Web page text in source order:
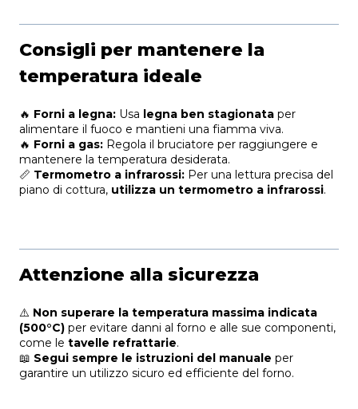
Consigli per mantenere la
temperatura ideale
🔥 Forni a legna: Usa legna ben stagionata per
alimentare il fuoco e mantieni una fiamma viva.
🔥 Forni a gas: Regola il bruciatore per raggiungere e
mantenere la temperatura desiderata.
📏 Termometro a infrarossi: Per una lettura precisa del
piano di cottura, utilizza un termometro a infrarossi.
Attenzione alla sicurezza
⚠️ Non superare la temperatura massima indicata
(500°C) per evitare danni al forno e alle sue componenti,
come le tavelle refrattarie.
📖 Segui sempre le istruzioni del manuale per
garantire un utilizzo sicuro ed efficiente del forno.